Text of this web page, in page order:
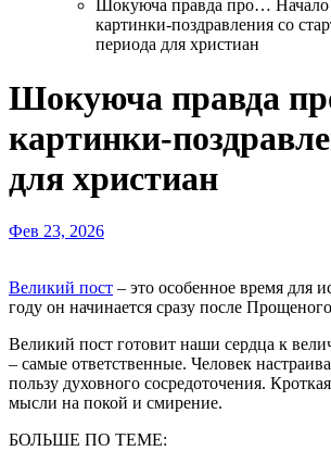
Шокуюча правда про… Начало
картинки-поздравления со
периода для христиан
Шокуюча правда
картинки-
для христиан
Фев 23, 2026
Великий пост – это особенное время для
году он начинается сразу после
Великий пост готовит наши сердца к
– самые ответственные. Человек
пользу духовного сосредоточения.
мысли на покой и смирение.
БОЛЬШЕ ПО ТЕМЕ: